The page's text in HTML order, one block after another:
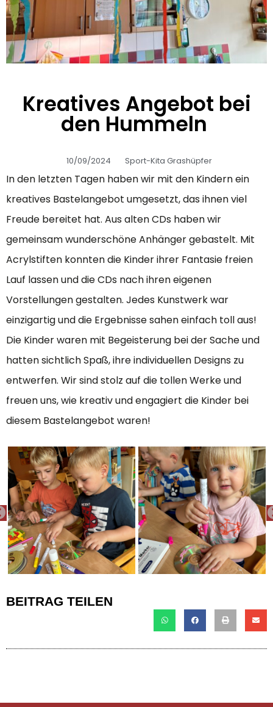
Kreatives Angebot bei
den Hummeln
10/09/2024 Sport-Kita Grashüpfer
In den letzten Tagen haben wir mit den Kindern ein
kreatives Bastelangebot umgesetzt, das ihnen viel
Freude bereitet hat. Aus alten CDs haben wir
gemeinsam wunderschöne Anhänger gebastelt. Mit
Acrylstiften konnten die Kinder ihrer Fantasie freien
Lauf lassen und die CDs nach ihren eigenen
Vorstellungen gestalten. Jedes Kunstwerk war
einzigartig und die Ergebnisse sahen einfach toll aus!
Die Kinder waren mit Begeisterung bei der Sache und
hatten sichtlich Spaß, ihre individuellen Designs zu
entwerfen. Wir sind stolz auf die tollen Werke und
freuen uns, wie kreativ und engagiert die Kinder bei
diesem Bastelangebot waren!
PREVIOUS
BEITRAG TEILEN